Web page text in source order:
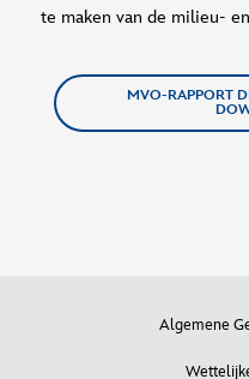
te maken van de milieu-
MVO-RAPPORT
Algemene